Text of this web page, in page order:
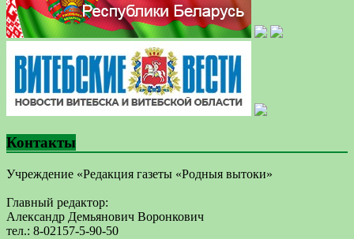
Контакты
Учреждение «Редакция газеты «Родныя вытоки»
Главный редактор:
Александр Демьянович Воронкович
тел.: 8-02157-5-90-50